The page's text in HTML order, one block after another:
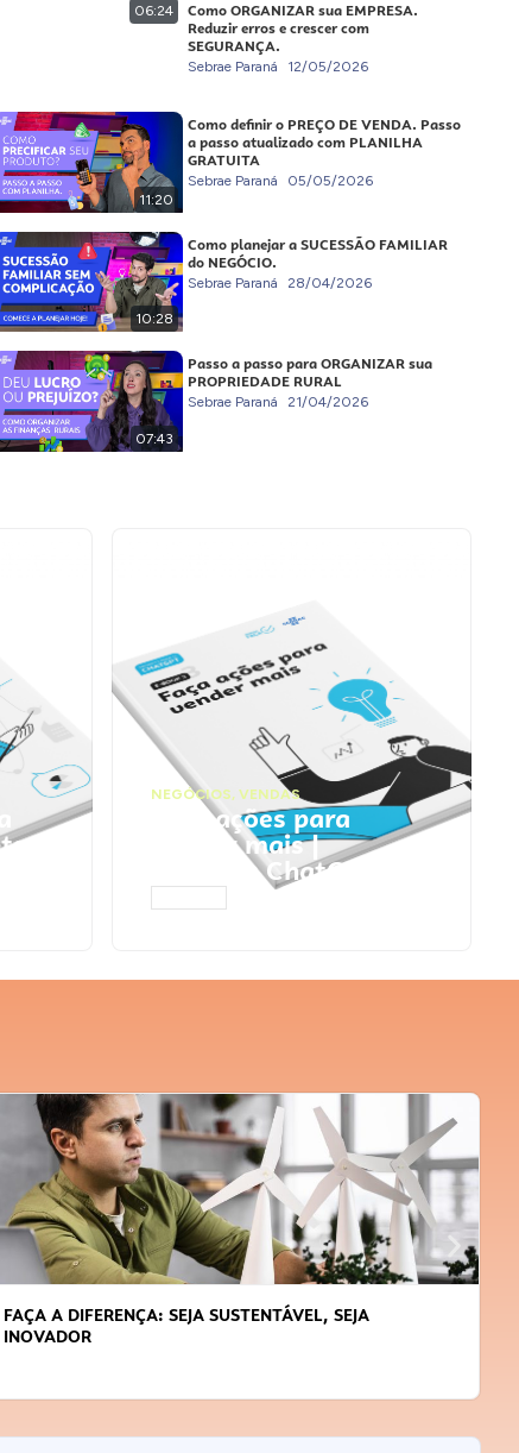
06:24
Como ORGANIZAR sua EMPRESA.
Reduzir erros e crescer com
SEGURANÇA.
Sebrae Paraná 12/05/2026
11:20
Como definir o PREÇO DE VENDA. Passo
a passo atualizado com PLANILHA
GRATUITA
Sebrae Paraná 05/05/2026
10:28
Como planejar a SUCESSÃO FAMILIAR
do NEGÓCIO.
Sebrae Paraná 28/04/2026
07:43
Passo a passo para ORGANIZAR sua
PROPRIEDADE RURAL
Sebrae Paraná 21/04/2026
NEGÓCIOS, VENDAS
Faça ações para
vender mais |
Prompts ChatGPT
FAÇA A DIFERENÇA: SEJA SUSTENTÁVEL, SEJA
INOVADOR